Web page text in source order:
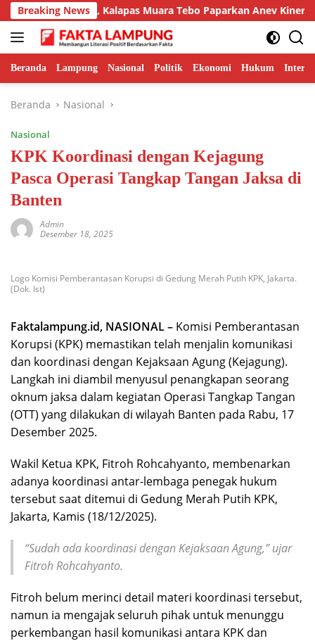
Langsung
ke
konten
Breaking News
Unggulan, Kalapas Muara Tebo Paparkan Anev Kinerja
Beranda Lampung Nasional Politik Ekonomi Hukum
Beranda Nasional
Nasional
KPK Koordinasi dengan Kejagung
Pasca Operasi Tangkap Tangan Jaksa di
Banten
Admin
Desember 18, 2025
Logo Komisi Pemberantasan Korupsi di Gedung Merah Putih KPK, Jakarta.
(Dok. Ist)
Faktalampung.id, NASIONAL – Komisi Pemberantasan
Korupsi (KPK) memastikan telah menjalin komunikasi
dan koordinasi dengan Kejaksaan Agung (Kejagung).
Langkah ini diambil menyusul penangkapan seorang
oknum jaksa dalam kegiatan Operasi Tangkap Tangan
(OTT) yang dilakukan di wilayah Banten pada Rabu, 17
Desember 2025.
Wakil Ketua KPK, Fitroh Rohcahyanto, membenarkan
adanya koordinasi antar-lembaga penegak hukum
tersebut saat ditemui di Gedung Merah Putih KPK,
Jakarta, Kamis (18/12/2025).
“Sudah ada koordinasi dengan Kejaksaan Agung,” ujar
Fitroh Rohcahyanto.
Fitroh belum merinci detail materi koordinasi tersebut,
namun ia mengajak seluruh pihak untuk menunggu
perkembangan hasil komunikasi antara KPK dan